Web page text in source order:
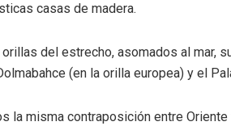
casas de madera.
del estrecho, asomados al mar,
(en la orilla europea) y el
la misma contraposición entre